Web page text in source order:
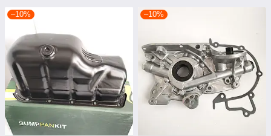
–10% –10%